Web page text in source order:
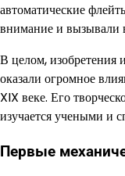
автоматические
внимание и вызывали
В целом, изобретения
оказали огромное
XIX веке. Его
изучается учеными и
Первые